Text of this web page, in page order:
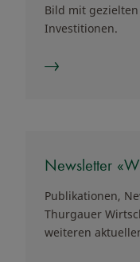
Bild mit
Investitionen.
Newsletter
Publikationen,
Thurgauer
weiteren